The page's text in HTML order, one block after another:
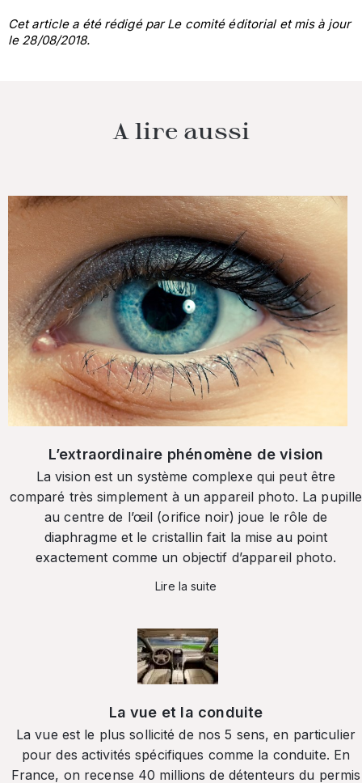
Cet article a été rédigé par Le comité éditorial et mis à jour
le 28/08/2018.
A lire aussi
L’extraordinaire phénomène de vision
La vision est un système complexe qui peut être
comparé très simplement à un appareil photo. La pupille
au centre de l’œil (orifice noir) joue le rôle de
diaphragme et le cristallin fait la mise au point
exactement comme un objectif d’appareil photo.
Lire la suite
La vue et la conduite
La vue est le plus sollicité de nos 5 sens, en particulier
pour des activités spécifiques comme la conduite. En
France, on recense 40 millions de détenteurs du permis